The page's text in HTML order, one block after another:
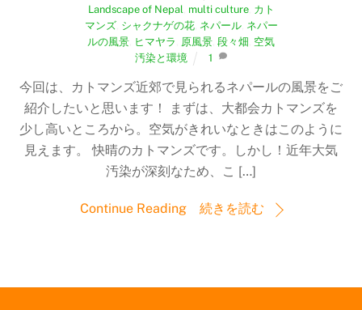
Landscape of Nepal multi culture, カト
マンズ, シャクナゲの花, ネパール, ネパー
ルの風景 ヒマヤラ 原風景 段々畑 空気
汚染と環境
1
今回は、カトマンズ近郊で見られるネパールの風景をご
紹介したいと思います！ まずは、大都会カトマンズを
少し高いところから。空気がきれいなときはこのように
見えます。 快晴のカトマンズです。しかし！近年大気
汚染が深刻なため、こ […]
Continue Reading 続きを読む